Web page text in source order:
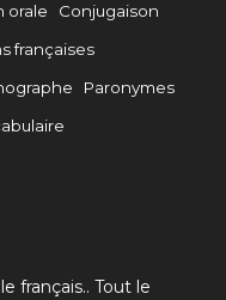
orale
Conjugaison
françaises
Paronymes
français.. Tout le